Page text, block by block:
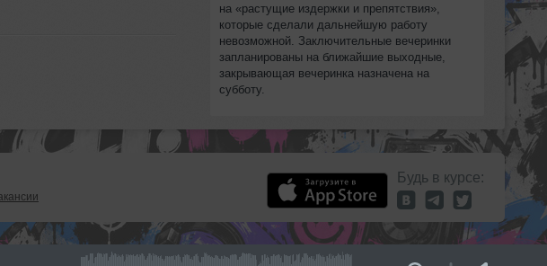
на «растущие издержки и препятствия»,
которые сделали дальнейшую работу
невозможной. Заключительные вечеринки
запланированы на ближайшие выходные,
закрывающая вечеринка назначена на
субботу.
Будь в курсе: